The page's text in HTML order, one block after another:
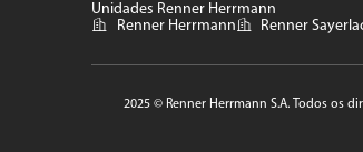
Unidades Renner Herrmann
Renner Herrmann
Renner
2025 © Renner Herrmann S.A. Todos os